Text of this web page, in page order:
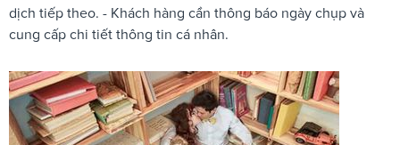
dịch tiếp theo. - Khách hàng cần thông báo ngày chụp và
cung cấp chi tiết thông tin cá nhân.